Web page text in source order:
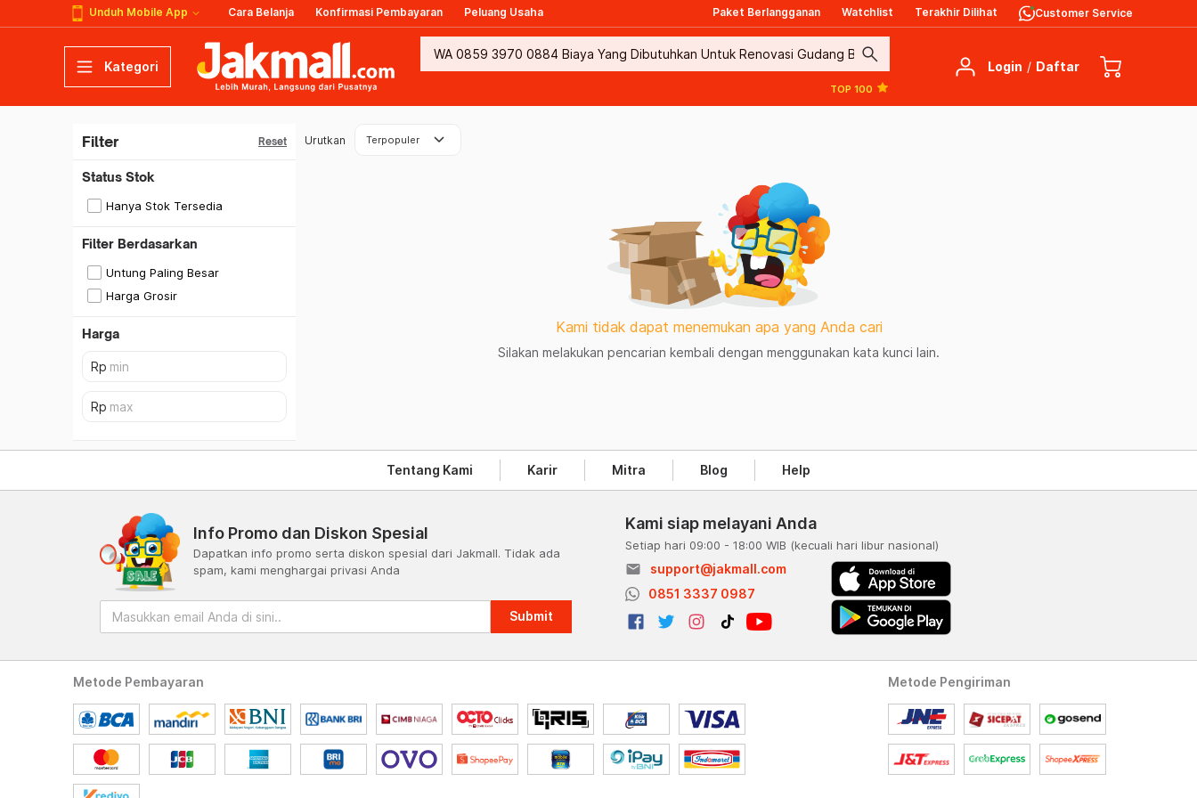
Unduh Mobile App Cara Belanja Konfirmasi Pembayaran Peluang Usaha Paket Berlangganan Watchlist Terakhir Dilihat Customer Service
Kategori search
TOP 100
Login / Daftar
Filter Reset
Status Stok
Hanya Stok Tersedia
Filter Berdasarkan
Untung Paling Besar
Harga Grosir
Harga
Urutkan Terpopuler keyboard_arrow_down
Kami tidak dapat menemukan apa yang Anda cari
Silakan melakukan pencarian kembali dengan menggunakan kata kunci lain.
Tentang Kami Karir Mitra Blog Help
Info Promo dan Diskon Spesial
Dapatkan info promo serta diskon spesial dari Jakmall. Tidak ada
spam, kami menghargai privasi Anda
Submit
Kami siap melayani Anda
Setiap hari 09:00 - 18:00 WIB (kecuali hari libur nasional)
email
support@jakmall.com
0851 3337 0987
Metode Pembayaran Metode Pengiriman